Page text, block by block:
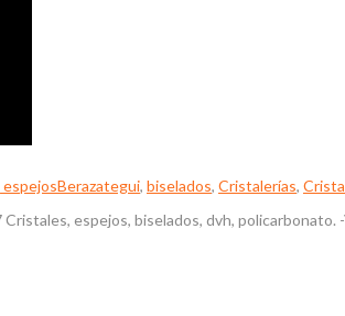
Berazategui, biselados, Cristalerías,
espejos, biselados, dvh, policarbonato.